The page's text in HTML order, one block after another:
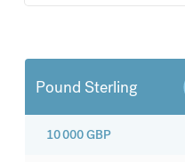
Pound Sterling
10 000GBP